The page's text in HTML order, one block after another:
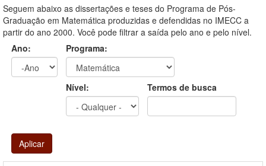
Seguem abaixo as dissertações e teses do Programa de Pós-
Graduação em Matemática produzidas e defendidas no IMECC a
partir do ano 2000. Você pode filtrar a saída pelo ano e pelo nível.
Ano:
Programa:
Nível: Termos de busca
Aplicar